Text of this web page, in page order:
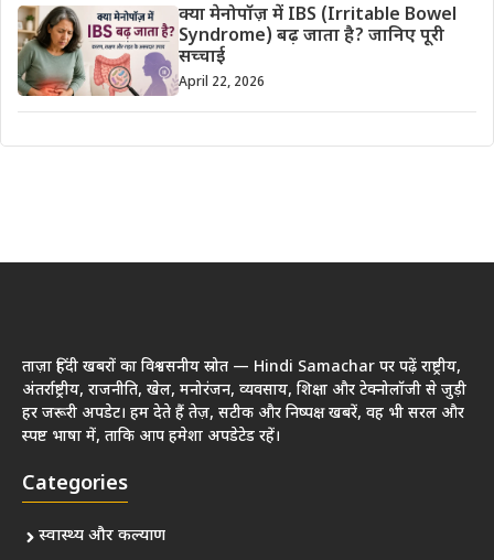
क्या मेनोपॉज़ में IBS (Irritable Bowel
Syndrome) बढ़ जाता है? जानिए पूरी
सच्चाई
April 22, 2026
ताज़ा हिंदी खबरों का विश्वसनीय स्रोत — Hindi Samachar पर पढ़ें राष्ट्रीय,
अंतर्राष्ट्रीय, राजनीति, खेल, मनोरंजन, व्यवसाय, शिक्षा और टेक्नोलॉजी से जुड़ी
हर जरूरी अपडेट। हम देते हैं तेज़, सटीक और निष्पक्ष खबरें, वह भी सरल और
स्पष्ट भाषा में, ताकि आप हमेशा अपडेटेड रहें।
Categories
स्वास्थ्य और कल्याण